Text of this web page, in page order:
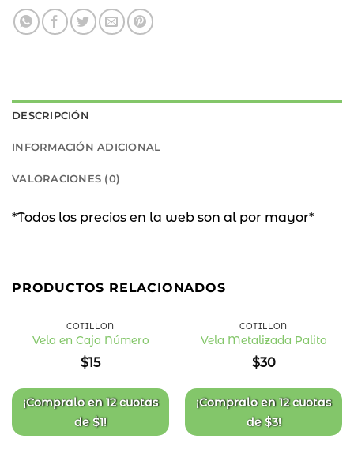
DESCRIPCIÓN
INFORMACIÓN ADICIONAL
VALORACIONES (0)
*Todos los precios en la web son al por mayor*
PRODUCTOS RELACIONADOS
de
deseos
COTILLÓN
Vela en Caja Número
$15
¡Compralo en12 cuotas
de$1!
de
deseos
COTILLÓN
Vela Metalizada Palito
$30
¡Compralo en12 cuotas
de$3!